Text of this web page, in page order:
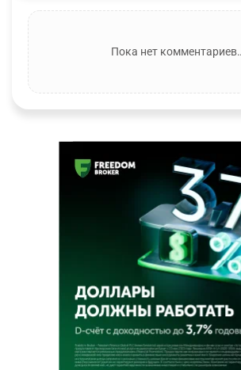
Пока нет